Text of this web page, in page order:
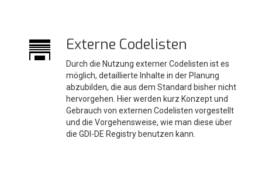
Externe Codelisten
Durch die Nutzung externer Codelisten ist es
möglich, detaillierte Inhalte in der Planung
abzubilden, die aus dem Standard bisher nicht
hervorgehen. Hier werden kurz Konzept und
Gebrauch von externen Codelisten vorgestellt
und die Vorgehensweise, wie man diese über
die GDI-DE Registry benutzen kann.